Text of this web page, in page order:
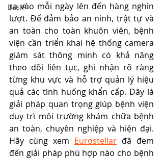
BasIP
ra vào mỗi ngày lên đến hàng nghìn
lượt. Để đảm bảo an ninh, trật tự và
an toàn cho toàn khuôn viên, bệnh
viện cần triển khai hệ thống camera
giám sát thông minh có khả năng
theo dõi liên tục, ghi nhận rõ ràng
từng khu vực và hỗ trợ quản lý hiệu
quả các tình huống khẩn cấp. Đây là
giải pháp quan trọng giúp bệnh viện
duy trì môi trường khám chữa bệnh
an toàn, chuyên nghiệp và hiện đại.
Hãy cùng xem Eurostellar đã đem
đến giải pháp phù hợp nào cho bệnh